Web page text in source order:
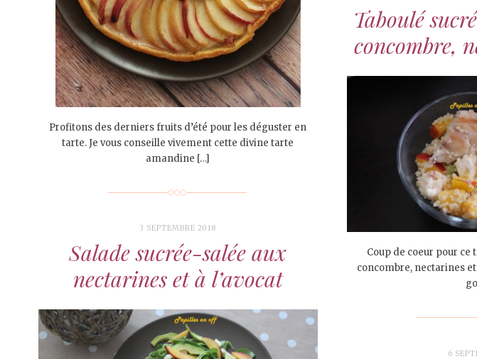
Profitons des derniers fruits d’été pour les déguster en
tarte. Je vous conseille vivement cette divine tarte
amandine […]
Taboulé
concombre,
Coup de coeur pour ce
concombre, nectarines
3 SEPTEMBRE 2018
Salade sucrée-salée aux
nectarines et à l’avocat
6